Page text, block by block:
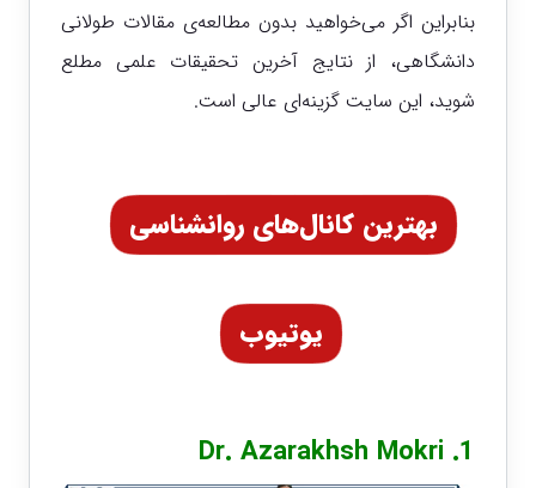
بنابراین اگر می‌خواهید بدون مطالعه‌ی مقالات طولانی
دانشگاهی، از نتایج آخرین تحقیقات علمی مطلع
شوید، این سایت گزینه‌ای عالی است.
بهترین کانال‌های روانشناسی
یوتیوب
1.
Dr. Azarakhsh Mokri